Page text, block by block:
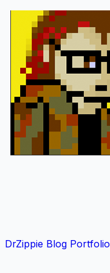
DrZippie Blog Portfolio